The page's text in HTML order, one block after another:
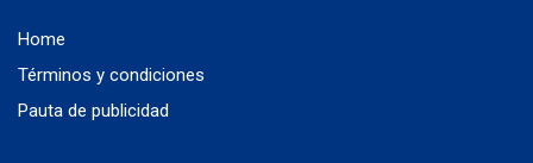
Home
Términos y condiciones
Pauta de publicidad